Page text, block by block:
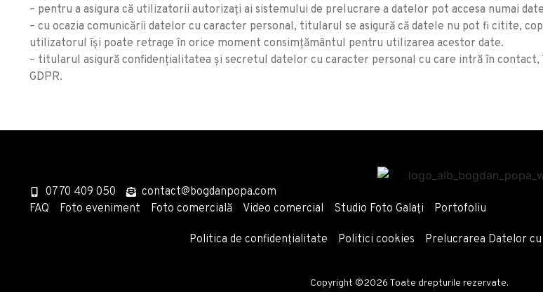
– pentru a asigura că utilizatorii autorizați ai sistemului de prelucrare a datelor pot accesa numai
– cu ocazia comunicării datelor cu caracter personal, titularul se asigură că datele nu pot fi citite,
utilizatorul își poate retrage în orice moment consimțământul pentru utilizarea acestor date.
– titularul asigură confidențialitatea și secretul datelor cu caracter personal cu care intră în
GDPR.
0770 409 050
contact@bogdanpopa.com
FAQ
Foto eveniment Foto comercială Video comercial Studio Foto Galați Portofoliu
Politica de confidențialitate Politici cookies Prelucrarea Datelor
Copyright ©2026 Toate drepturile rezervate.